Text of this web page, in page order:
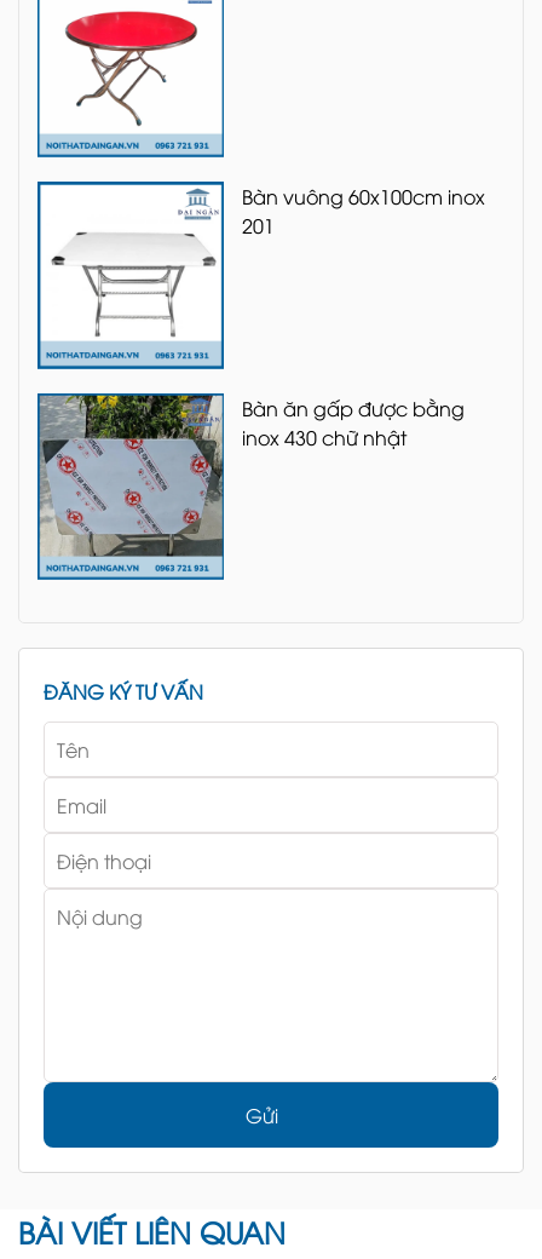
Bàn vuông 60x100cm inox
201
Bàn ăn gấp được bằng
inox 430 chữ nhật
ĐĂNG KÝ TƯ VẤN
Gửi
BÀI VIẾT LIÊN QUAN